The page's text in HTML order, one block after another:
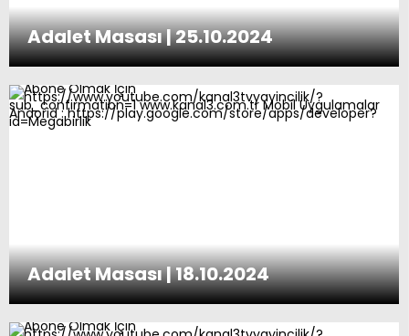
Adalet Masası | 25.10.2024
Adalet Masası | 18.10.2024